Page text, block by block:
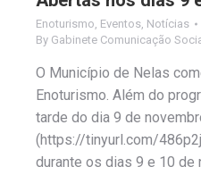
Enoturismo, Eventos, Notícias
By Gabinete Comunicação
O Município de Nelas
Enoturismo. Além do
tarde do dia 9 de
(https://tinyurl.com/
durante os dias 9 e 10 de